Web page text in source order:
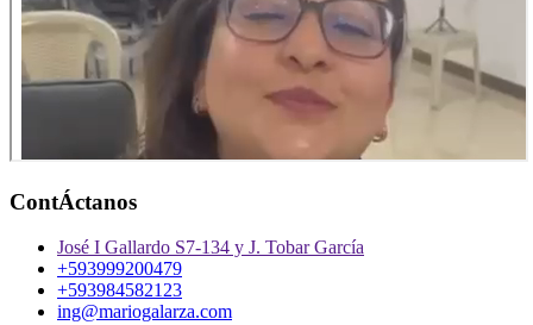
ContÁctanos
José I Gallardo S7-134 y J. Tobar García
+593999200479
+593984582123
ing@mariogalarza.com